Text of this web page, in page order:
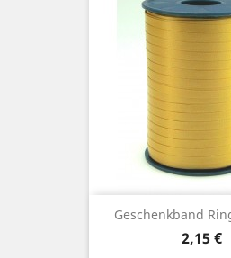
Geschenkband
Preis
2,15 €